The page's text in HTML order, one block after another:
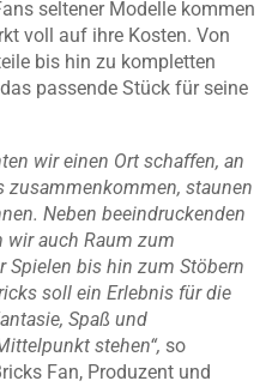
seltener Modelle kommen
voll auf ihre Kosten. Von
bis hin zu kompletten
passende Stück für seine
wir einen Ort schaffen, an
zusammenkommen, staunen
Neben beeindruckenden
auch Raum zum
bis hin zum Stöbern
soll ein Erlebnis für die
Spaß und
stehen“, so
Fan, Produzent und